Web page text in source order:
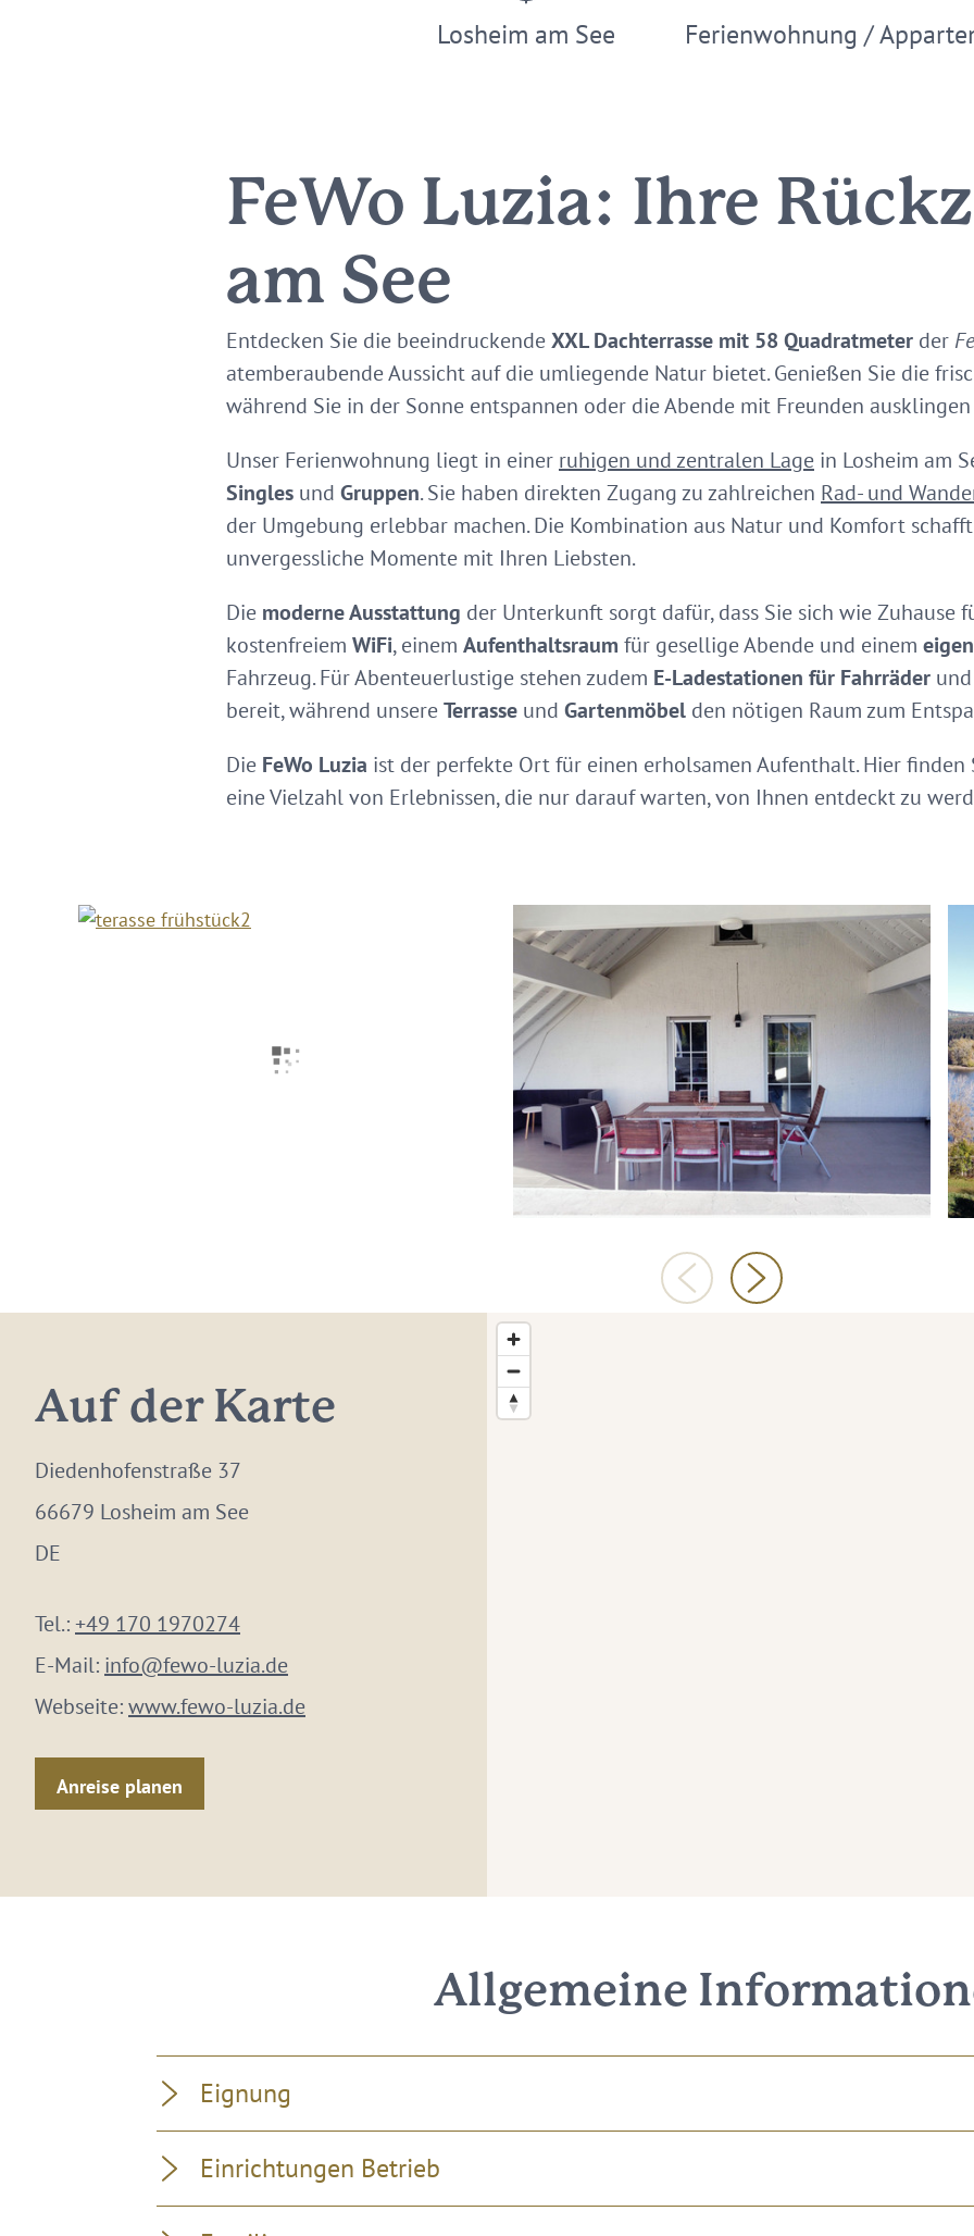
Losheim am See Ferienwohnung /
FeWo Luzia: Ihre
am See
Entdecken Sie die beeindruckendeXXL Dachterrasse mit 58 Quadratmeter der
atemberaubende Aussicht auf die umliegende Natur bietet. Genießen Sie die
während Sie in der Sonne entspannen oder die Abende mit Freunden ausklingen
Unser Ferienwohnung liegt in einer ruhigen und zentralen Lage in Losheim am
Singles und Gruppen. Sie haben direkten Zugang zu zahlreichen Rad- und
der Umgebung erlebbar machen. Die Kombination aus Natur und Komfort
unvergessliche Momente mit Ihren Liebsten.
Die moderne Ausstattung der Unterkunft sorgt dafür, dass Sie sich wie Zuhause
kostenfreiem WiFi, einem Aufenthaltsraum für gesellige Abende und einem
Fahrzeug. Für Abenteuerlustige stehen zudem E-Ladestationen für Fahrräder
bereit, während unsereTerrasse und Gartenmöbel den nötigen Raum zum
Die FeWo Luzia ist der perfekte Ort für einen erholsamen Aufenthalt. Hier finden
eine Vielzahl von Erlebnissen, die nur darauf warten, von Ihnen entdeckt zu
Auf der Karte
Diedenhofenstraße 37
66679 Losheim am See
DE
Tel.:+49 170 1970274
E-Mail: info@fewo-luzia.de
Webseite:www.fewo-luzia.de
Anreise planen
Allgemeine
Eignung
Einrichtungen Betrieb